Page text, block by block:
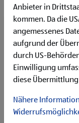
UNSERE
6.
Anbieter in
kommen. Da die
angemessenes
aufgrund der
durch US-
Einwilligung
diese
Nähere